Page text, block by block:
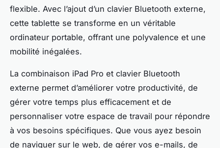
flexible. Avec l’ajout d’un clavier Bluetooth externe,
cette tablette se transforme en un véritable
ordinateur portable, offrant une polyvalence et une
mobilité inégalées.
La combinaison iPad Pro et clavier Bluetooth
externe permet d’améliorer votre productivité, de
gérer votre temps plus efficacement et de
personnaliser votre espace de travail pour répondre
à vos besoins spécifiques. Que vous ayez besoin
de naviguer sur le web, de gérer vos e-mails, de